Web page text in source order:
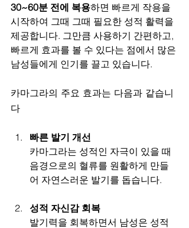
30~60분 전에 복용하면 빠르게 작용을
시작하여 그때 그때 필요한 성적 활력을
제공합니다. 그만큼 사용하기 간편하고,
빠르게 효과를 볼 수 있다는 점에서 많은
남성들에게 인기를 끌고 있습니다.
카마그라의 주요 효과는 다음과 같습니
다
빠른 발기 개선
카마그라는 성적인 자극이 있을 때
음경으로의 혈류를 원활하게 만들
어 자연스러운 발기를 돕습니다.
성적 자신감 회복
발기력을 회복하면서 남성은 성적